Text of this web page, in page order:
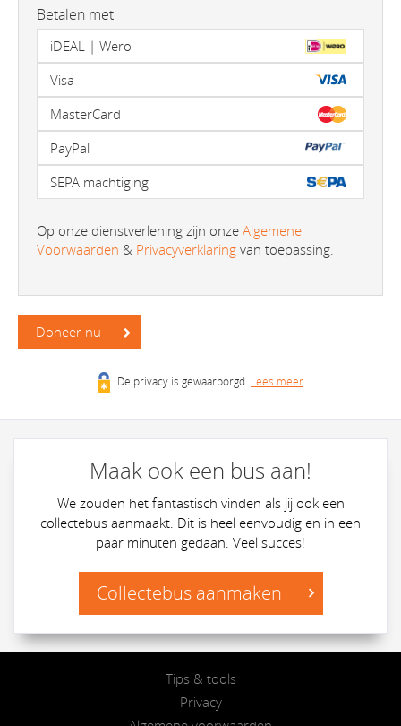
Betalen met
iDEAL | Wero
Visa
MasterCard
PayPal
SEPA machtiging
Op onze dienstverlening zijn onze Algemene
Voorwaarden & Privacyverklaring van toepassing.
Doneer nu
De privacy is gewaarborgd. Lees meer
Maak ook een bus aan!
We zouden het fantastisch vinden als jij ook een
collectebus aanmaakt. Dit is heel eenvoudig en in een
paar minuten gedaan. Veel succes!
Collectebus aanmaken
Tips & tools
Privacy